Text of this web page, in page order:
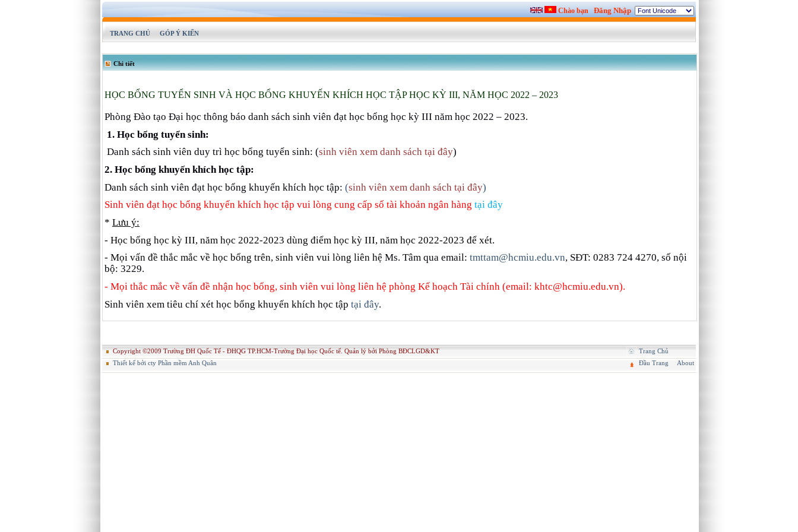
Chào bạn Đăng Nhập
TRANG CHỦ GÓP Ý KIẾN
Chi tiết
HỌC BỔNG TUYỂN SINH VÀ HỌC BỔNG KHUYẾN KHÍCH HỌC TẬP HỌC KỲ III, NĂM HỌC 2022 – 2023
Phòng Đào tạo Đại học thông báo danh sách sinh viên đạt học bổng học kỳ III năm học 2022 – 2023.
1. Học bổng tuyển sinh:
Danh sách sinh viên duy trì học bổng tuyển sinh: (sinh viên xem danh sách tại đây)
2. Học bổng khuyến khích học tập:
Danh sách sinh viên đạt học bổng khuyến khích học tập: (sinh viên xem danh sách tại đây)
Sinh viên đạt học bổng khuyến khích học tập vui lòng cung cấp số tài khoản ngân hàng tại đây
* Lưu ý:
- Học bổng học kỳ III, năm học 2022-2023 dùng điểm học kỳ III, năm học 2022-2023 để xét.
- Mọi vấn đề thắc mắc về học bổng trên, sinh viên vui lòng liên hệ Ms. Tâm qua email: tmttam@hcmiu.edu.vn, SĐT: 0283 724 4270, số nội
bộ: 3229.
- Mọi thắc mắc về vấn đề nhận học bổng, sinh viên vui lòng liên hệ phòng Kế hoạch Tài chính (email: khtc@hcmiu.edu.vn).
Sinh viên xem tiêu chí xét học bổng khuyến khích học tập tại đây.
Copyright ©2009 Trường ĐH Quốc Tế - ĐHQG TP.HCM-Trường Đại học Quốc tế. Quản lý bởi Phòng BĐCLGD&KT
Trang Chủ
Thiết kế bởi cty Phần mềm Anh Quân
Đầu Trang About